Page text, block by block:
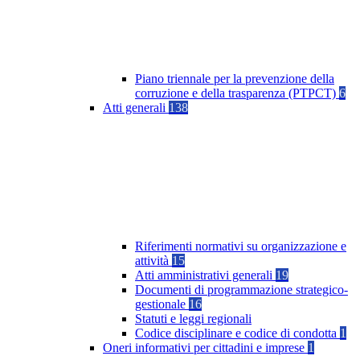
Piano triennale per la prevenzione della
corruzione e della trasparenza (PTPCT) 6
Atti generali 138
Riferimenti normativi su organizzazione e
attività 15
Atti amministrativi generali 19
Documenti di programmazione strategico-
gestionale 16
Statuti e leggi regionali
Codice disciplinare e codice di condotta 1
Oneri informativi per cittadini e imprese 1